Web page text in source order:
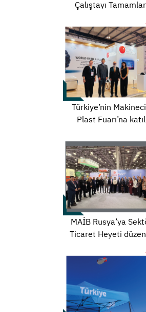
Çalıştayı
Türkiye’nin
Plast Fuarı’na
MAİB Rusya’ya
Ticaret Heyeti